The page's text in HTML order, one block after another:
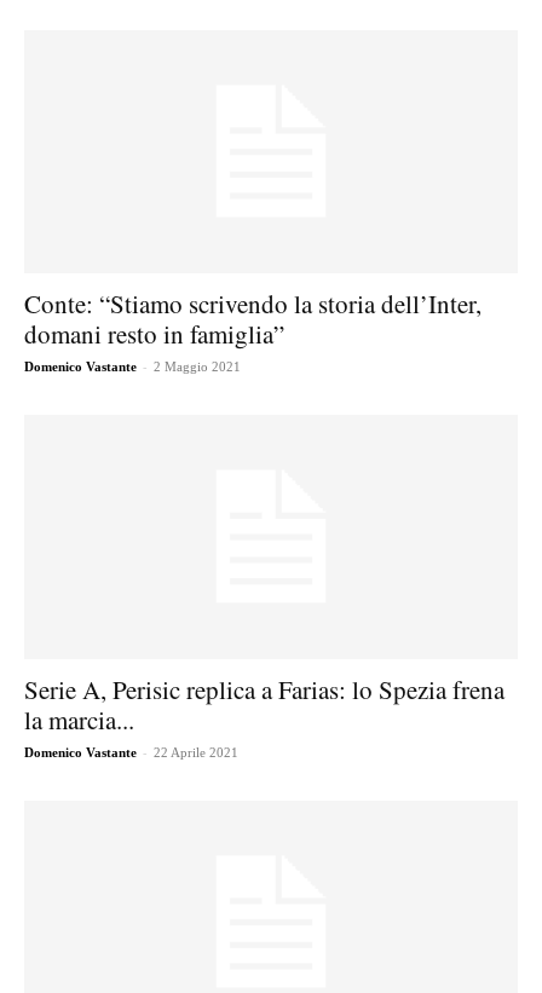
Conte: “Stiamo scrivendo la storia dell’Inter,
domani resto in famiglia”
Domenico Vastante - 2 Maggio 2021
Serie A, Perisic replica a Farias: lo Spezia frena
la marcia...
Domenico Vastante - 22 Aprile 2021